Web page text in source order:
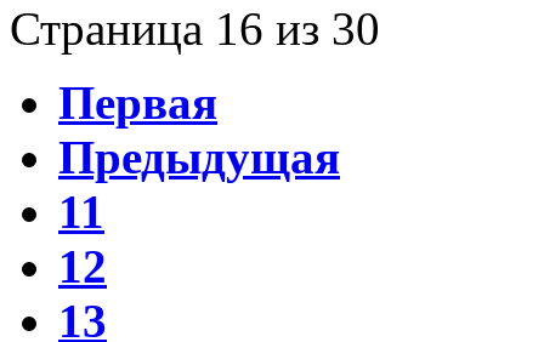
Страница 16 из 30
Первая
Предыдущая
11
12
13